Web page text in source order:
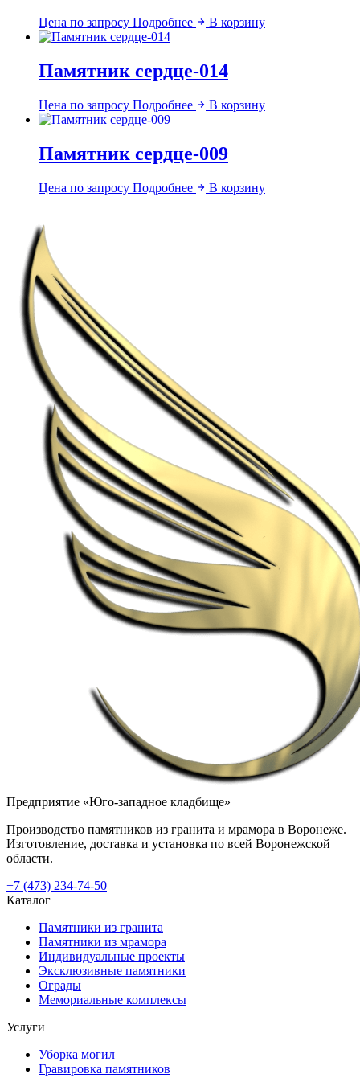
Цена по запросу Подробнее В корзину
Памятник сердце-014
Цена по запросу Подробнее В корзину
Памятник сердце-009
Цена по запросу Подробнее В корзину
Предприятие «Юго-западное кладбище»
Производство памятников из гранита и мрамора в Воронеже.
Изготовление, доставка и установка по всей Воронежской
области.
+7 (473) 234-74-50
Каталог
Памятники из гранита
Памятники из мрамора
Индивидуальные проекты
Эксклюзивные памятники
Ограды
Мемориальные комплексы
Услуги
Уборка могил
Гравировка памятников